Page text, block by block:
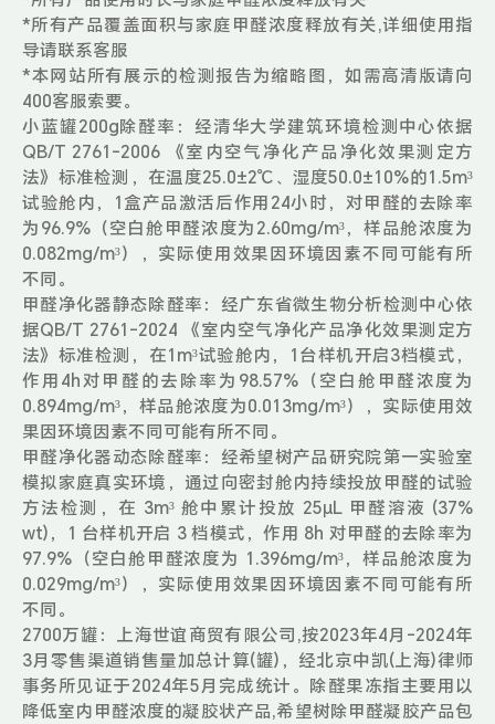
*所有产品覆盖面积与家庭甲醛浓度释放有关,详细使用指
导请联系客服
*本网站所有展示的检测报告为缩略图，如需高清版请向
400客服索要。
小蓝罐200g除醛率：经清华大学建筑环境检测中心依据
QB/T 2761-2006 《室内空气净化产品净化效果测定方
法》标准检测，在温度25.0±2℃、湿度50.0±10%的1.5m³
试验舱内，1盒产品激活后作用24小时，对甲醛的去除率
为96.9%（空白舱甲醛浓度为2.60mg/m³，样品舱浓度为
0.082mg/m³），实际使用效果因环境因素不同可能有所
不同。
甲醛净化器静态除醛率：经广东省微生物分析检测中心依
据QB/T 2761-2024 《室内空气净化产品净化效果测定方
法》标准检测，在1m³试验舱内，1台样机开启3档模式，
作用4h对甲醛的去除率为98.57%（空白舱甲醛浓度为
0.894mg/m³，样品舱浓度为0.013mg/m³），实际使用效
果因环境因素不同可能有所不同。
甲醛净化器动态除醛率：经希望树产品研究院第一实验室
模拟家庭真实环境，通过向密封舱内持续投放甲醛的试验
方法检测，在 3m³ 舱中累计投放 25μL 甲醛溶液 (37%
wt)，1 台样机开启 3 档模式，作用 8h 对甲醛的去除率为
97.9%（空白舱甲醛浓度为 1.396mg/m³，样品舱浓度为
0.029mg/m³），实际使用效果因环境因素不同可能有所
不同。
2700万罐：上海世谊商贸有限公司,按2023年4月-2024年
3月零售渠道销售量加总计算(罐)，经北京中凯(上海)律师
事务所见证于2024年5月完成统计。除醛果冻指主要用以
降低室内甲醛浓度的凝胶状产品,希望树除甲醛凝胶产品包